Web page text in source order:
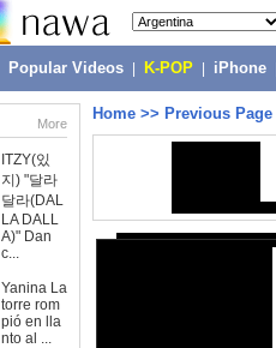
Popular Videos K-POP iPhone
More
ITZY(있
지) "달라
달라(DAL
LA DALL
A)" Dan
c...
Yanina La
torre rom
pió en lla
nto al ...
Home >> Previous Page